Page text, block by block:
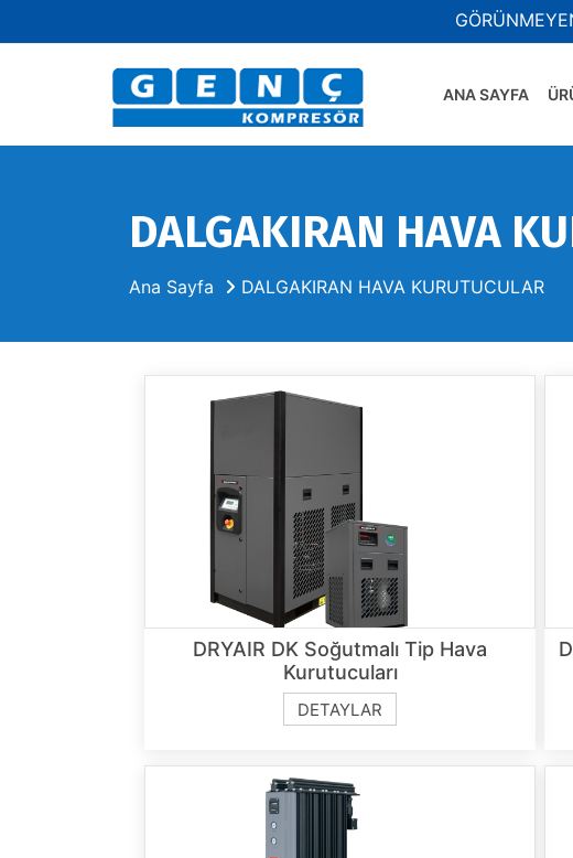
ANA SAYFA
DALGAKIRAN HAVA
Ana Sayfa DALGAKIRAN HAVA KURUTUCULAR
DRYAIR DK Soğutmalı Tip Hava
Kurutucuları
DETAYLAR